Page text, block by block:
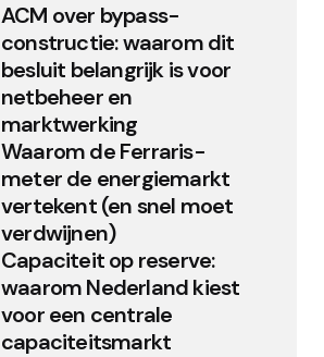
ACM over bypass-
constructie: waarom dit
besluit belangrijk is voor
netbeheer en
marktwerking
Waarom de Ferraris-
meter de energiemarkt
vertekent (en snel moet
verdwijnen)
Capaciteit op reserve:
waarom Nederland kiest
voor een centrale
capaciteitsmarkt